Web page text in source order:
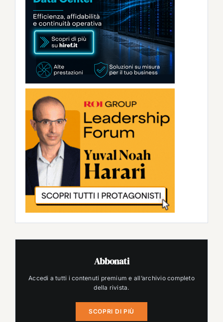
Abbonati
Accedi a tutti i contenuti premium e all’archivio completo
della rivista.
SCOPRI DI PIÙ